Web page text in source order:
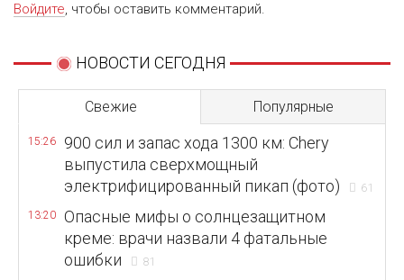
Войдите, чтобы оставить комментарий.
НОВОСТИ СЕГОДНЯ
Свежие Популярные
15:26
900 сил и запас хода 1300 км: Chery
выпустила сверхмощный
электрифицированный пикап (фото)
61
13:20
Опасные мифы о солнцезащитном
креме: врачи назвали 4 фатальные
ошибки
81